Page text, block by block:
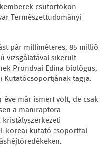
csütörtökön
Természettudományi
pár milliméteres, 85 millió
vizsgálatával sikerült
Prondvai Edina biológus,
Kutatócsoportjának tagja.
már ismert volt, de csak
a maniraptora
koreai kutató csoporttal